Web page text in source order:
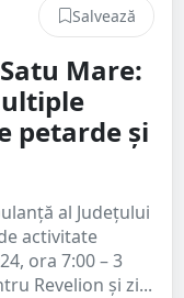
Salvează
Mare:
petarde și
al Județului
activitate
ora 7:00 – 3
Revelion și zi...